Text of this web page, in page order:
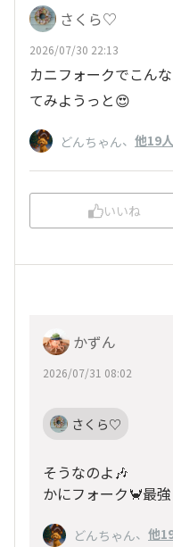
さくら♡
2026/07/30 22:13
カニフォークでこん
てみようっと😍
どんちゃん、 他19人
いいね
かずん
2026/07/31 08:02
さくら♡
そうなのよ🎶
かにフォーク🦀最強
どんちゃん、 他